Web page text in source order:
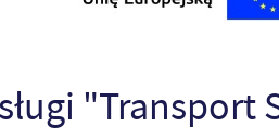
"Transport